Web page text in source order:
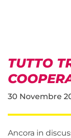
TUTTO
30 Novembre
Ancora in